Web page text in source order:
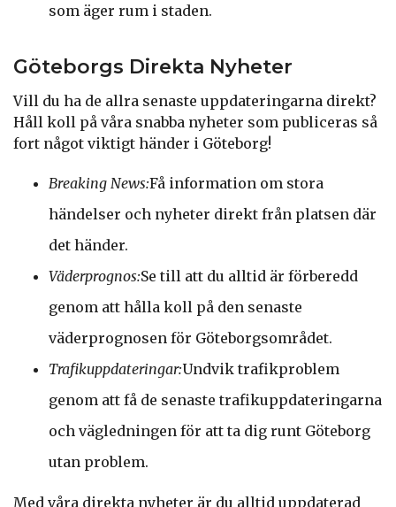
som äger rum i staden.
Göteborgs Direkta Nyheter
Vill du ha de allra senaste uppdateringarna direkt?
Håll koll på våra snabba nyheter som publiceras så
fort något viktigt händer i Göteborg!
Breaking News:Få information om stora
händelser och nyheter direkt från platsen där
det händer.
Väderprognos:Se till att du alltid är förberedd
genom att hålla koll på den senaste
väderprognosen för Göteborgsområdet.
Trafikuppdateringar:Undvik trafikproblem
genom att få de senaste trafikuppdateringarna
och vägledningen för att ta dig runt Göteborg
utan problem.
Med våra direkta nyheter är du alltid uppdaterad